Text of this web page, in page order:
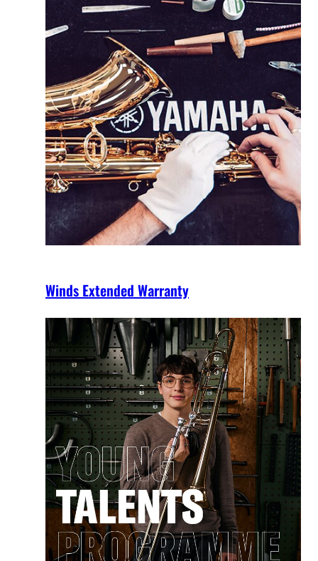
Winds Extended Warranty